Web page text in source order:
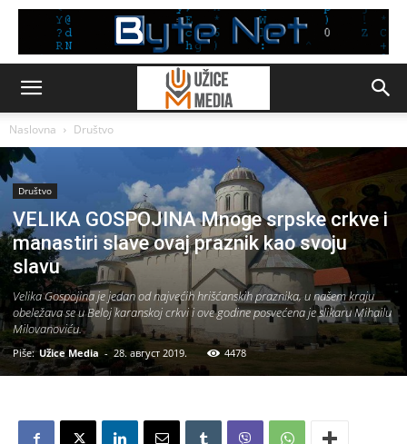
Naslovna Društvo
Društvo
VELIKA GOSPOJINA Mnoge srpske crkve i
manastiri slave ovaj praznik kao svoju
slavu
Velika Gospojina je jedan od najvećih hrišćanskih praznika, u našem kraju
obeležava se u Beloj karanskoj crkvi i ove godine posvećena je slikaru Mihailu
Milovanoviću.
Piše: Užice Media - 28. август 2019. 4478